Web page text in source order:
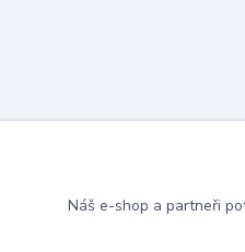
Náš e-shop a partneři